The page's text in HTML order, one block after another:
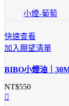
小煙-葡萄
快速查看
加入願望清單
BIBO小煙油｜
NT$550